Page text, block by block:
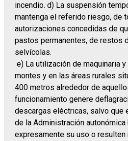
incendio. d) La suspensión
mantenga el referido riesgo, de
autorizaciones concedidas de
pastos permanentes, de restos
selvícolas.
e) La utilización de maquinaria
montes y en las áreas rurales
400 metros alrededor de
funcionamiento genere
descargas eléctricas, salvo que
de la Administración autonómica
expresamente su uso o resulten